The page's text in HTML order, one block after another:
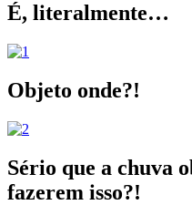
É, literalmente…
Objeto onde?!
Sério que a chuva
fazerem isso?!